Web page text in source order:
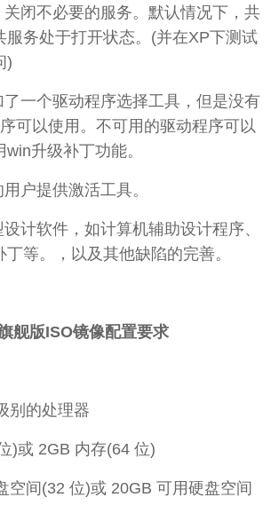
闭不必要的服务。默认情况下，共
服务处于打开状态。(并在XP下测试
)
一个驱动程序选择工具，但是没有
可以使用。不可用的驱动程序可以
升级补丁功能。
户提供激活工具。
计软件，如计算机辅助设计程序、
等。，以及其他缺陷的完善。
舰版ISO镜像配置要求
别的处理器
)或 2GB 内存(64 位)
空间(32 位)或 20GB 可用硬盘空间